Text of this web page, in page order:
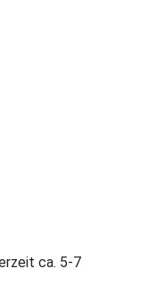
ca. 5-7